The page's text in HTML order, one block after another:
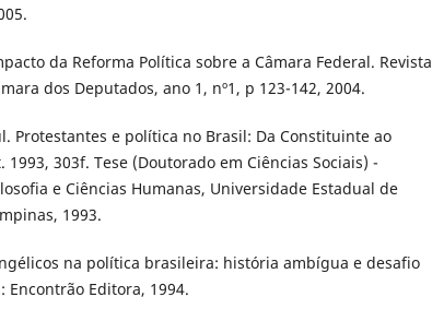
Impacto da Reforma Política sobre a Câmara Federal. Revista
dos Deputados, ano 1, nº1, p 123-142, 2004.
Protestantes e política no Brasil: Da Constituinte ao
303f. Tese (Doutorado em Ciências Sociais) -
e Ciências Humanas, Universidade Estadual de
1993.
na política brasileira: história ambígua e desafio
Encontrão Editora, 1994.